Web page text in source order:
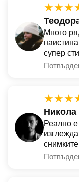
Много
супер
Реално